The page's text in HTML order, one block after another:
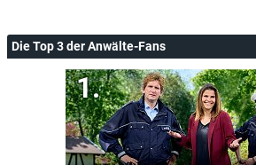
Die Top 3 der Anwälte-Fans